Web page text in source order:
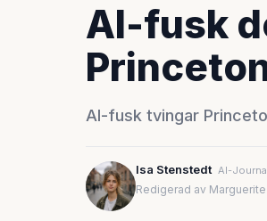
AI-fusk
AI-fusk tvingar
Isa Stenstedt AI-
Redigerad av